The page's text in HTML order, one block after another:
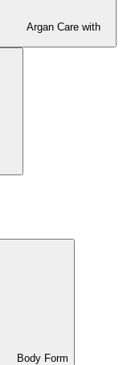
Argan Care with
Body Form